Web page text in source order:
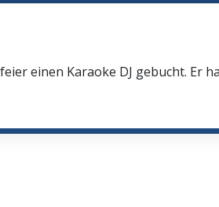
einen Karaoke DJ gebucht. Er